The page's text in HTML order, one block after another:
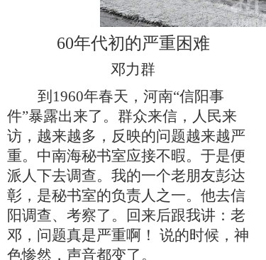
60年代初的严重困难
邓力群
到 1960年春天 ， 河南“信阳事
件”暴露出来了。群众来信 ， 人民来
访 ， 越来越多 ， 反映的问题越来越严
重。中南海秘书室应接不暇。于是便
派人下去调查。我的一个老朋友彭达
彰 ， 是秘书室的负责人之一。他去信
阳调查、考察了。回来后跟我讲 ： 老
邓 ， 问题真是严重啊 ！ 说的时候 ， 神
色惨然 ， 声音都变了。